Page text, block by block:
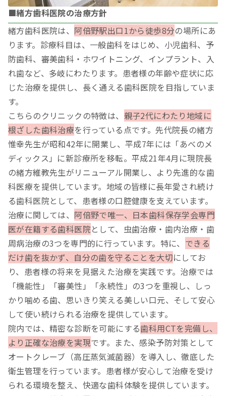
■緒方歯科医院の治療方針
緒方歯科医院は、 阿倍野駅出口1から徒歩8分の場所にあ
ります。診療科目は、一般歯科をはじめ、小児歯科、予
防歯科、審美歯科・ホワイトニング、インプラント、入
れ歯など、多岐にわたります。患者様の年齢や症状に応
じた治療を提供し、長く通える歯科医院を目指していま
す。
こちらのクリニックの特徴は、 親子2代にわたり地域に
根ざした歯科治療を行っている点です。先代院長の緒方
惟幸先生が昭和42年に開業し、平成7年には「あべのメ
ディックス」に新診療所を移転。平成21年4月に現院長
の緒方維教先生がリニューアル開業し、より先進的な歯
科医療を提供しています。地域の皆様に長年愛され続け
る歯科医院として、患者様の口腔健康を支えています。
治療に関しては、 阿倍野で唯一、日本歯科保存学会専門
医が在籍する歯科医院として、虫歯治療・歯内治療・歯
周病治療の3つを専門的に行っています。特に、 できる
だけ歯を抜かず、自分の歯を守ることを大切にしてお
り、患者様の将来を見据えた治療を実践です。治療では
「機能性」「審美性」「永続性」の3つを重視し、しっ
かり噛める歯、思いきり笑える美しい口元、そして安心
して使い続けられる治療を提供しています。
院内では、精密な診断を可能にする歯科用CTを完備し、
より正確な治療を実現です。また、感染予防対策として
オートクレーブ（高圧蒸気滅菌器）を導入し、徹底した
衛生管理を行っています。患者様が安心して治療を受け
られる環境を整え、快適な歯科体験を提供しています。